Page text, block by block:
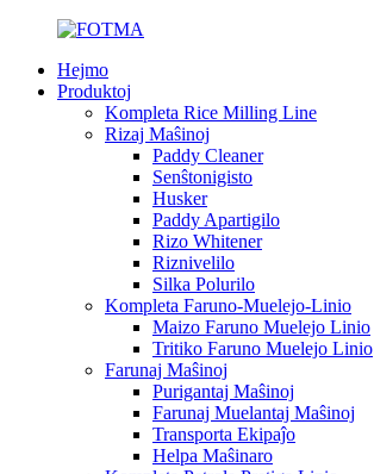
Hejmo
Produktoj
Kompleta Rice Milling Line
Rizaj Maŝinoj
Paddy Cleaner
Senŝtonigisto
Husker
Paddy Apartigilo
Rizo Whitener
Riznivelilo
Silka Polurilo
Kompleta Faruno-Muelejo-Linio
Maizo Faruno Muelejo Linio
Tritiko Faruno Muelejo Linio
Farunaj Maŝinoj
Purigantaj Maŝinoj
Farunaj Muelantaj Maŝinoj
Transporta Ekipaĵo
Helpa Maŝinaro